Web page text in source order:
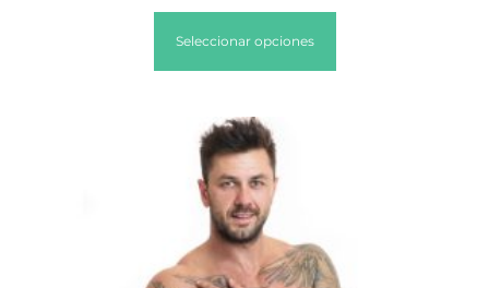
Seleccionar opciones